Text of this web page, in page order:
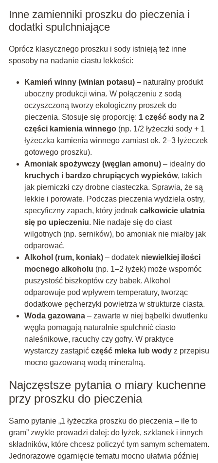
Inne zamienniki proszku do pieczenia i
dodatki spulchniające
Oprócz klasycznego proszku i sody istnieją też inne
sposoby na nadanie ciastu lekkości:
Kamień winny (winian potasu)– naturalny produkt
uboczny produkcji wina. W połączeniu z sodą
oczyszczoną tworzy ekologiczny proszek do
pieczenia. Stosuje się proporcję: 1 część sody na 2
części kamienia winnego(np. 1/2 łyżeczki sody + 1
łyżeczka kamienia winnego zamiast ok. 2–3 łyżeczek
gotowego proszku).
Amoniak spożywczy (węglan amonu)– idealny do
kruchych i bardzo chrupiących wypieków, takich
jak pierniczki czy drobne ciasteczka. Sprawia, że są
lekkie i porowate. Podczas pieczenia wydziela ostry,
specyficzny zapach, który jednak całkowicie ulatnia
się po upieczeniu. Nie nadaje się do ciast
wilgotnych (np. serników), bo amoniak nie miałby jak
odparować.
Alkohol (rum, koniak)– dodatek niewielkiej ilości
mocnego alkoholu (np. 1–2 łyżek) może wspomóc
puszystość biszkoptów czy babek. Alkohol
odparowuje pod wpływem temperatury, tworząc
dodatkowe pęcherzyki powietrza w strukturze ciasta.
Woda gazowana– zawarte w niej bąbelki dwutlenku
węgla pomagają naturalnie spulchnić ciasto
naleśnikowe, racuchy czy gofry. W praktyce
wystarczy zastąpić część mleka lub wodyz przepisu
mocno gazowaną wodą mineralną.
Najczęstsze pytania o miary kuchenne
przy proszku do pieczenia
Samo pytanie „1 łyżeczka proszku do pieczenia – ile to
gram” zwykle prowadzi dalej: do łyżek, szklanek i innych
składników, które chcesz policzyć tym samym schematem.
Jednorazowe ogarnięcie tematu mocno ułatwia później